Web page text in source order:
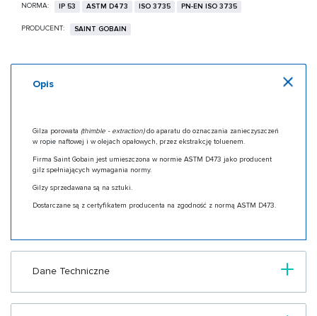
NORMA: IP 53 ASTM D473 ISO 3735 PN-EN ISO 3735
PRODUCENT: SAINT GOBAIN
Opis
Gilza porowata (thimble - extraction)do aparatu do oznaczania zanieczyszczeń
w ropie naftowej i w olejach opałowych, przez ekstrakcję toluenem.
Firma Saint Gobain jest umieszczona w normie ASTM D473 jako producent
gilz spełniających wymagania normy.
Gilzy sprzedawana są na sztuki.
Dostarczane są z certyfikatem producenta na zgodność z normą ASTM D473.
Dane Techniczne